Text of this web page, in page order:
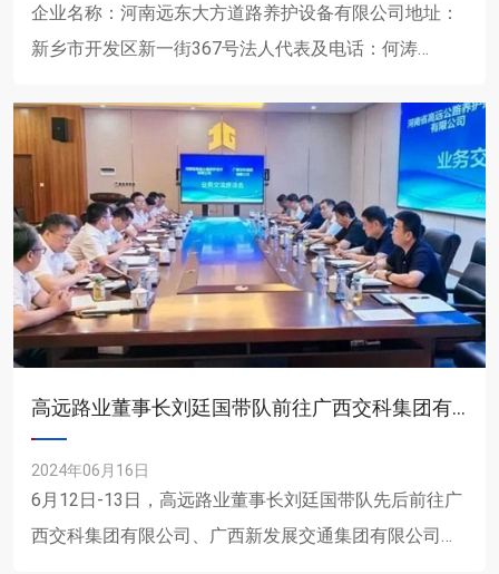
企业名称：河南远东大方道路养护设备有限公司地址：
新乡市开发区新一街367号法人代表及电话：何涛
固体......
高远路业董事长刘廷国带队前往广西交科集团有限公司、广西新发展交通集团有限公司进行交流学习
2024年06月16日
6月12日-13日，高远路业董事长刘廷国带队先后前往广
西交科集团有限公司、广西新发展交通集团有限公司进